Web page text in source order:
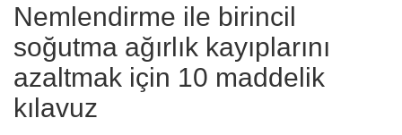
Nemlendirme ile birincil
soğutma ağırlık kayıplarını
azaltmak için 10 maddelik
kılavuz